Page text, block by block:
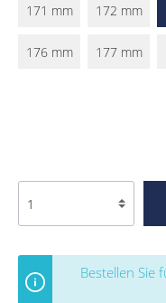
171 mm 172 mm
176 mm 177 mm
Bestellen Sie